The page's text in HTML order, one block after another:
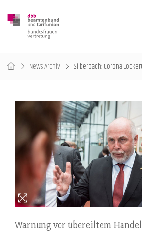
News-Archiv Silberbach: Corona-
Warnung vor übereiltem